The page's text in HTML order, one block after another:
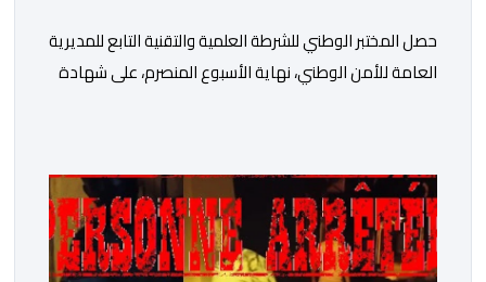
حصل المختبر الوطني للشرطة العلمية والتقنية التابع للمديرية
العامة للأمن الوطني، نهاية الأسبوع المنصرم، على شهادة
فيها فروع البيولوجيا والكيمياء، وتدقيق وفحص الوثائق،
والحرائق والمتفجرات، وكذا الآثار الرقمية والمخدرات والمواد
السمومية.وكانت المنظمة الأمريكية للاعتماد والتقييس
″The ANSI National Accreditation Board″، المختصة […]